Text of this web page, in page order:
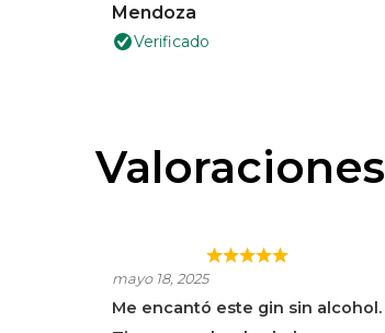
Mendoza
Verificado
Valoraciones
¡PERFECTO PARA
CÓCTELES SIN
RESACA!
mayo 18, 2025
Me encantó este gin sin alcohol.